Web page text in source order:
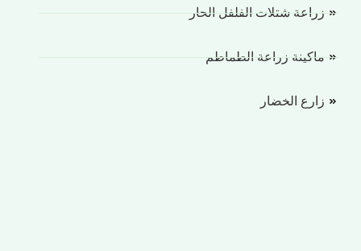
زراعة شتلات الفلفل الحار
ماكينة زراعة الطماطم
زارع الخضار